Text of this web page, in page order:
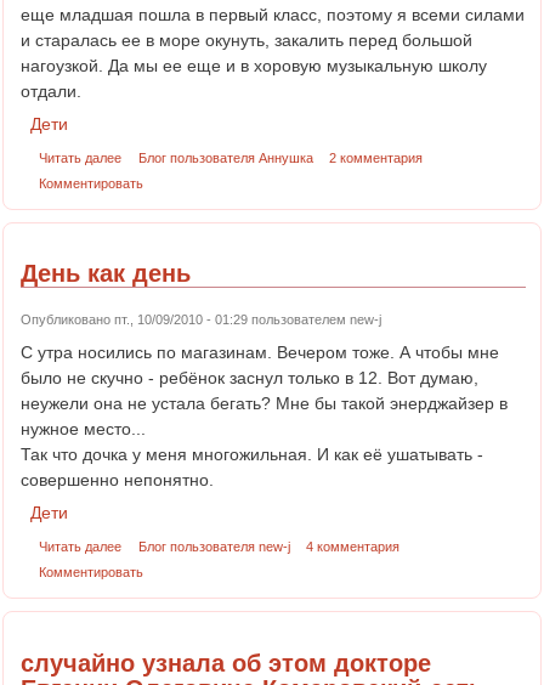
еще младшая пошла в первый класс, поэтому я всеми силами
и старалась ее в море окунуть, закалить перед большой
нагоузкой. Да мы ее еще и в хоровую музыкальную школу
отдали.
Дети
Читать далее Блог пользователя Аннушка
2 комментария
Комментировать
День как день
Опубликовано пт., 10/09/2010 - 01:29 пользователем new-j
С утра носились по магазинам. Вечером тоже. А чтобы мне
было не скучно - ребёнок заснул только в 12. Вот думаю,
неужели она не устала бегать? Мне бы такой энерджайзер в
нужное место...
Так что дочка у меня многожильная. И как её ушатывать -
совершенно непонятно.
Дети
Читать далее Блог пользователя new-j
4 комментария
Комментировать
случайно узнала об этом докторе